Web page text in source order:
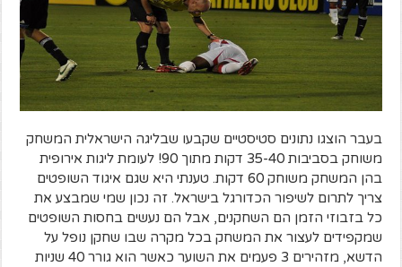
בעבר הוצגו נתונים סטיסטיים שקבעו שבליגה הישראלית המשחק
משוחק בסביבות 35-40 דקות מתוך 90! לעומת ליגות אירופית
בהן המשחק משוחק 60 דקות. טענתי היא שגם איגוד השופטים
צריך לתרום לשיפור הכדורגל בישראל. זה נכון שמי שמבצע את
כל בזבוזי הזמן הם השחקנים, אבל הם נעשים בחסות השופטים
שמקפידים לעצור את המשחק בכל מקרה שבו שחקן נופל על
הדשא, מזהירים 3 פעמים את השוער כאשר הוא גורר 40 שניות